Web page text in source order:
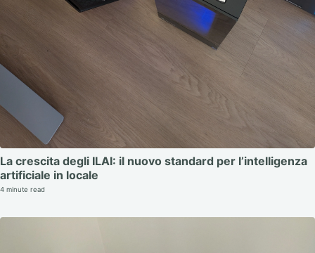
La crescita degli ILAI: il nuovo standard per l’intelligenza
artificiale in locale
4 minute read